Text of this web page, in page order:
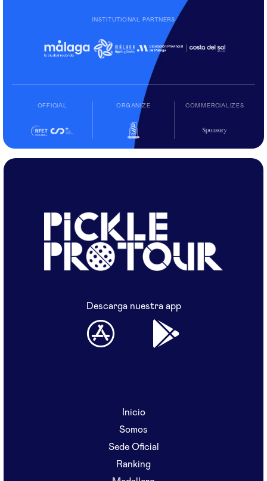
INSTITUTIONAL PARTNERS
OFFICIAL ORGANIZE COMMERCIALIZES
Descarga nuestra app
Inicio
Somos
Sede Oficial
Ranking